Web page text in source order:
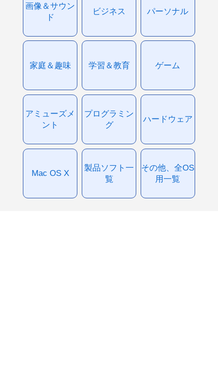
画像＆サウン
ド
ビジネス パーソナル
家庭＆趣味 学習＆教育 ゲーム
アミューズメ
ント
プログラミン
グ
ハードウェア
Mac OS X
製品ソフト一
覧
その他、全OS
用一覧